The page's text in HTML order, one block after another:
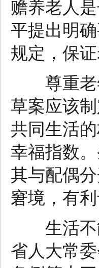
赡养老人
平提出明
规定，保
尊重老年
草案应该
共同生活
幸福指数
其与配偶
窘境，有
生活不能
省人大常